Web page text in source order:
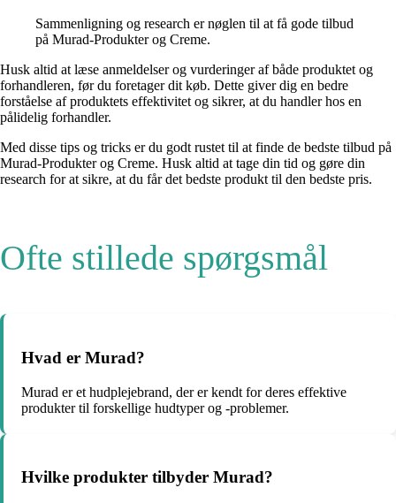
Sammenligning og research er nøglen til at få gode tilbud
på Murad-Produkter og Creme.
Husk altid at læse anmeldelser og vurderinger af både produktet og
forhandleren, før du foretager dit køb. Dette giver dig en bedre
forståelse af produktets effektivitet og sikrer, at du handler hos en
pålidelig forhandler.
Med disse tips og tricks er du godt rustet til at finde de bedste tilbud på
Murad-Produkter og Creme. Husk altid at tage din tid og gøre din
research for at sikre, at du får det bedste produkt til den bedste pris.
Ofte stillede spørgsmål
Hvad er Murad?
Murad er et hudplejebrand, der er kendt for deres effektive
produkter til forskellige hudtyper og -problemer.
Hvilke produkter tilbyder Murad?